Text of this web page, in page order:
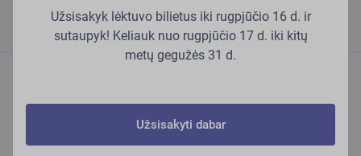
Užsisakyk lėktuvo bilietus iki rugpjūčio 16 d. ir
sutaupyk! Keliauk nuo rugpjūčio 17 d. iki kitų
metų gegužės 31 d.
Užsisakyti dabar